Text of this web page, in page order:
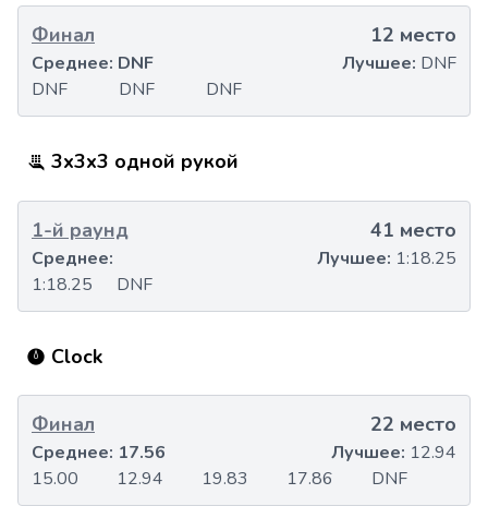
Финал 12 место
DNF DNF DNF
Среднее: DNF Лучшее: DNF
3x3x3 одной рукой
1-й раунд 41 место
1:18.25 DNF
Среднее: Лучшее: 1:18.25
Clock
Финал 22 место
15.00 12.94 19.83 17.86 DNF
Среднее: 17.56 Лучшее: 12.94